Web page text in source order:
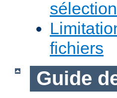
fichiers
Guide